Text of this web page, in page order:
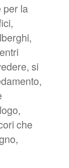
per la
si
che